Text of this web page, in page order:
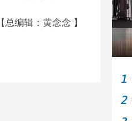
【总编辑：黄念念 】